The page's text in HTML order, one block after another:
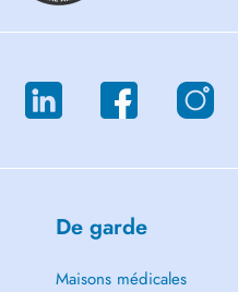
De garde
Maisons médicales